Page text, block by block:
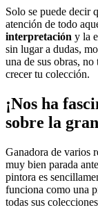
Solo se puede decir
atención de todo
interpretación y la
sin lugar a dudas,
una de sus obras,
crecer tu colección.
¡Nos ha
sobre la
Ganadora de varios
muy bien parada
pintora es
funciona como una
todas sus